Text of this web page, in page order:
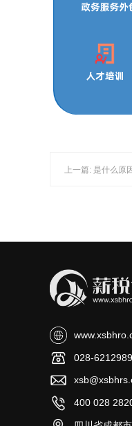
上一篇: 是什么原
028-
400 028